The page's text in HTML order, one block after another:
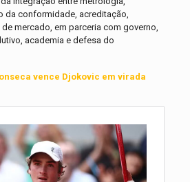
da conformidade, acreditação,
mercado, em parceria com governo,
academia e defesa do
vence Djokovic em virada